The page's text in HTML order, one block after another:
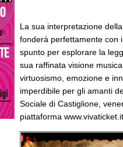
La sua interpretazione
fonderà perfettamente con
spunto per esplorare la
sua raffinata visione
virtuosismo, emozione e
imperdibile per gli amanti
Sociale di Castiglione,
piattaforma www.vivaticket.it.